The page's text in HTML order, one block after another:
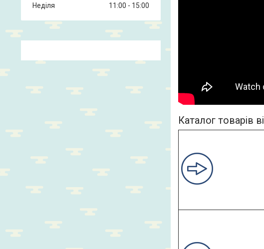
Каталог товарів
Неділя
11:00 15:00